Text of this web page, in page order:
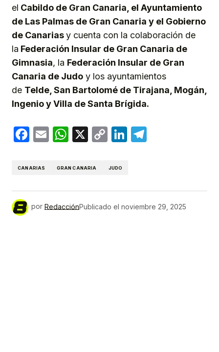
el Cabildo de Gran Canaria, el Ayuntamiento
de Las Palmas de Gran Canaria y el Gobierno
de Canariasy cuenta con la colaboración de
la Federación Insular de Gran Canaria de
Gimnasia, la Federación Insular de Gran
Canaria de Judo y los ayuntamientos
de Telde, San Bartolomé de Tirajana, Mogán,
Ingenio y Villa de Santa Brígida.
Facebook
EmailWhatsApp
X
CopyLinkedIn
CANARIAS GRAN CANARIA JUDO
por RedacciónPublicado el noviembre 29, 2025